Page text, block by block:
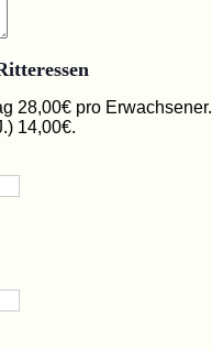
28,00€ pro Erwachsener.
14,00€.